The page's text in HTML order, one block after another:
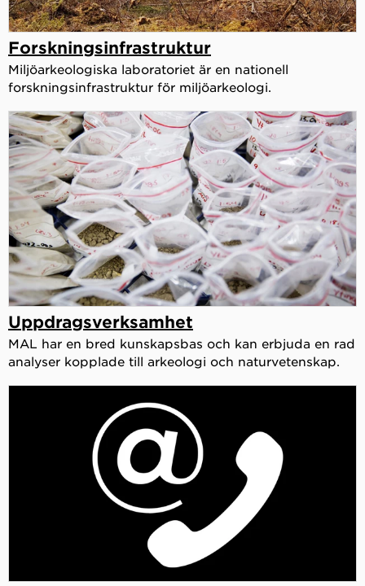
Forskningsinfrastruktur
Miljöarkeologiska laboratoriet är en nationell
forskningsinfrastruktur för miljöarkeologi.
Uppdragsverksamhet
MAL har en bred kunskapsbas och kan erbjuda en rad
analyser kopplade till arkeologi och naturvetenskap.